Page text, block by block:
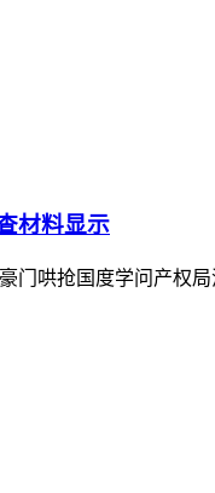
材料显示
门哄抢国度学问产权